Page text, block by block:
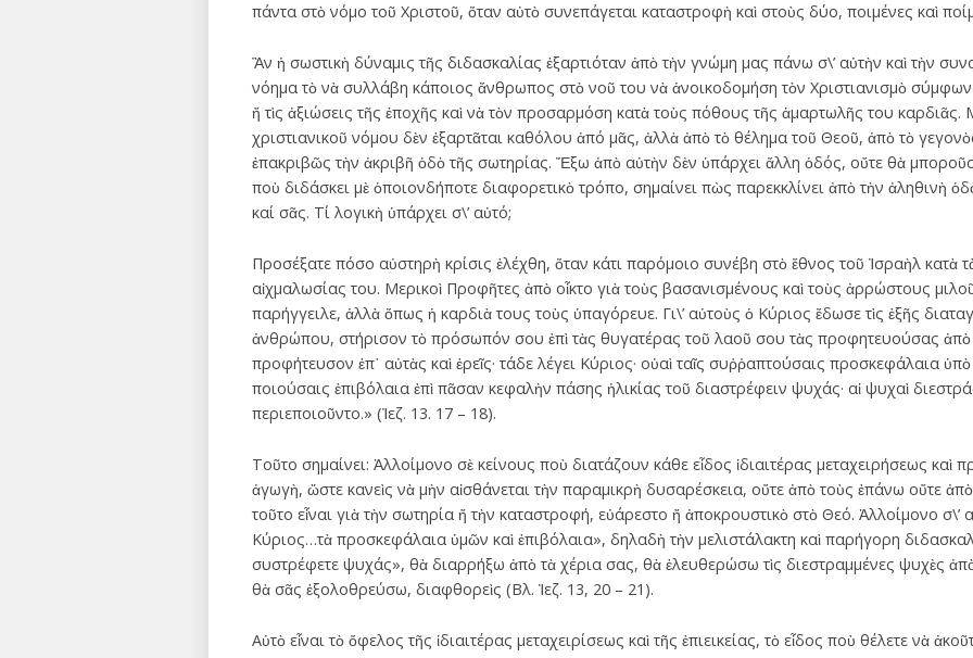
πάντα στὸ νόμο τοῦ Χριστοῦ, ὅταν αὐτὸ συνεπάγεται καταστροφὴ καὶ στοὺς δύο, ποιμένες καὶ
Ἂν ἡ σωστικὴ δύναμις τῆς διδασκαλίας ἑξαρτιόταν ἀπὸ τὴν γνώμη μας πάνω σ\’ αὐτὴν καὶ τὴν
νόημα τὸ νὰ συλλάβη κάποιος ἄνθρωπος στὸ νοῦ του νὰ ἀνοικοδομήση τὸν Χριστιανισμὸ
ἤ τὶς ἀξιώσεις τῆς ἐποχῆς καὶ νὰ τὸν προσαρμόση κατὰ τοὺς πόθους τῆς ἁμαρτωλῆς του
χριστιανικοῦ νόμου δὲν ἐξαρτᾶται καθόλου ἀπό μᾶς, ἀλλὰ ἀπὸ τὸ θέλημα τοῦ Θεοῦ, ἀπὸ τὸ
ἐπακριβῶς τὴν ἀκριβῆ ὁδὸ τῆς σωτηρίας. Ἔξω ἀπὸ αὐτὴν δὲν ὑπάρχει ἄλλη ὁδός, οὔτε θὰ
ποὺ διδάσκει μὲ ὁποιονδήποτε διαφορετικὸ τρόπο, σημαίνει πὼς παρεκκλίνει ἀπὸ τὴν ἀληθινὴ
καί σᾶς. Τί λογικὴ ὑπάρχει σ\’ αὐτό;
Προσέξατε πόσο αὐστηρὴ κρίσις ἐλέχθη, ὅταν κάτι παρόμοιο συνέβη στὸ ἔθνος τοῦ Ἰσραὴλ κατὰ
αἰχμαλωσίας του. Μερικοὶ Προφῆτες ἀπὸ οἶκτο γιὰ τοὺς βασανισμένους καὶ τοὺς ἀρρώστους
παρήγγειλε, ἀλλὰ ὅπως ἡ καρδιὰ τους τοὺς ὑπαγόρευε. Γι\’ αὐτοὺς ὁ Κύριος ἔδωσε τὶς ἑξῆς
ἀνθρώπου, στήρισον τὸ πρόσωπόν σου ἐπὶ τὰς θυγατέρας τοῦ λαοῦ σου τὰς προφητευούσας ἀπὸ
προφήτευσον ἐπ᾿ αὐτὰς καὶ ἐρεῖς· τάδε λέγει Κύριος· οὐαὶ ταῖς συῤῥαπτούσαις προσκεφάλαια
ποιούσαις ἐπιβόλαια ἐπὶ πᾶσαν κεφαλὴν πάσης ἡλικίας τοῦ διαστρέφειν ψυχάς· αἱ ψυχαὶ
περιεποιοῦντο.» (Ἰεζ. 13. 17 – 18).
Τοῦτο σημαίνει: Ἀλλοίμονο σὲ κείνους ποὺ διατάζουν κάθε εἶδος ἰδιαιτέρας μεταχειρήσεως καὶ
ἀγωγὴ, ὥστε κανεὶς νὰ μὴν αἰσθάνεται τὴν παραμικρὴ δυσαρέσκεια, οὔτε ἀπὸ τοὺς ἐπάνω οὔτε
τοῦτο εἶναι γιὰ τὴν σωτηρία ἤ τὴν καταστροφή, εὐάρεστο ἤ ἀποκρουστικὸ στὸ Θεό. Ἀλλοίμονο σ\’
Κύριος…τὰ προσκεφάλαια ὑμῶν καὶ ἐπιβόλαια», δηλαδὴ τὴν μελιστάλακτη καὶ παρήγορη
συστρέφετε ψυχάς», θὰ διαρρήξω ἀπὸ τὰ χέρια σας, θὰ ἐλευθερώσω τὶς διεστραμμένες ψυχὲς
θὰ σᾶς ἐξολοθρεύσω, διαφθορεὶς (Βλ. Ἰεζ. 13, 20 – 21).
Αὐτὸ εἶναι τὸ ὄφελος τῆς ἰδιαιτέρας μεταχειρίσεως καὶ τῆς ἐπιεικείας, τὸ εἶδος ποὺ θέλετε νὰ